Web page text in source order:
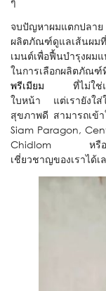
จบปัญหาผมแตกปลา
ผลิตภัณฑ์ดูแลเส้นผม
เมนต์เพื่อฟื้นบำรุงผม
ในการเลือกผลิตภัณฑ์
พรีเมียม ที่ไม่ใช่แค่ช่
ใบหน้า แต่เรายังใส่
สุขภาพดี สามารถเข้
Siam Paragon,
Chidlom หรือติดต่
เชี่ยวชาญของเราได้เ